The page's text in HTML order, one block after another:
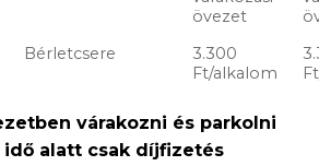
övezet
Bérletcsere
3.300
Ft/alkalom
várakozni és parkolni
alatt csak díjfizetés